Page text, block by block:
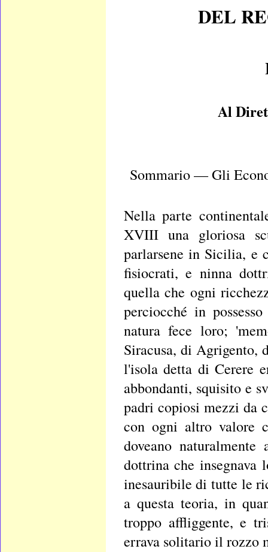
DEL
Al
Sommario — Gli
Nella parte
XVIII una gloriosa
parlarsene in Sicilia, e
fisiocrati, e ninna
quella che ogni
perciocché in
natura fece loro;
Siracusa, di Agrigento,
l'isola detta di Cerere
abbondanti, squisito e
padri copiosi mezzi da
con ogni altro valore
doveano
dottrina che insegnava
inesauribile di tutte le
a questa teoria, in
troppo affliggente, e
errava solitario il rozzo